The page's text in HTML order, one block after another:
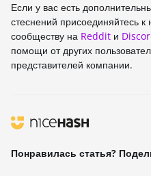
Если у вас есть
стеснений присоединяйтесь
сообществу на Reddit и
помощи от других
представителей компании.
Понравилась статья?